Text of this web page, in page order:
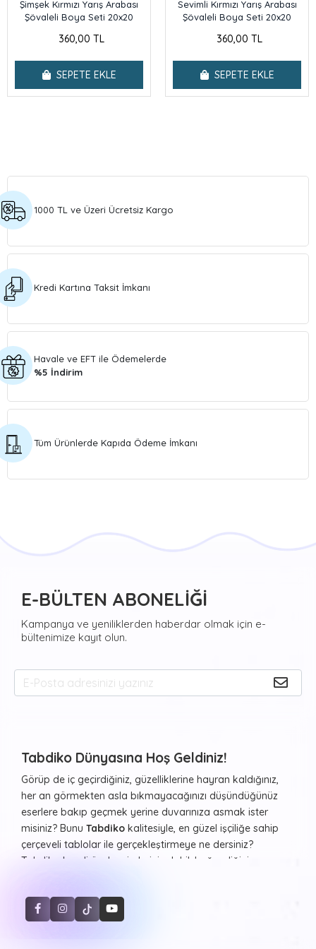
Şimşek Kırmızı Yarış Arabası
Şövaleli Boya Seti 20x20
360,00 TL
SEPETE EKLE
Sevimli Kırmızı Yarış Arabası
Şövaleli Boya Seti 20x20
360,00 TL
SEPETE EKLE
1000 TL ve Üzeri Ücretsiz Kargo
Kredi Kartına Taksit İmkanı
Havale ve EFT ile Ödemelerde
%5 İndirim
Tüm Ürünlerde Kapıda Ödeme İmkanı
E-BÜLTEN ABONELİĞİ
Kampanya ve yeniliklerden haberdar olmak için e-
bültenimize kayıt olun.
Tabdiko Dünyasına Hoş Geldiniz!
Görüp de iç geçirdiğiniz, güzelliklerine hayran kaldığınız,
her an görmekten asla bıkmayacağınızı düşündüğünüz
eserlere bakıp geçmek yerine duvarınıza asmak ister
misiniz? Bunu Tabdiko kalitesiyle, en güzel işçiliğe sahip
çerçeveli tablolar ile gerçekleştirmeye ne dersiniz?
Tabdiko kendi özel resimleriniz dahil, beğendiğiniz ve
çerçevesiz şekilde, farklı formlarda beğeninize sunuyor.
Sayılarla Tuval Boyama Seti